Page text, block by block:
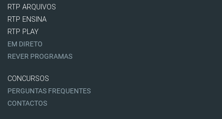
RTP ARQUIVOS
RTP ENSINA
RTP PLAY
EM DIRETO
REVER PROGRAMAS
CONCURSOS
PERGUNTAS FREQUENTES
CONTACTOS